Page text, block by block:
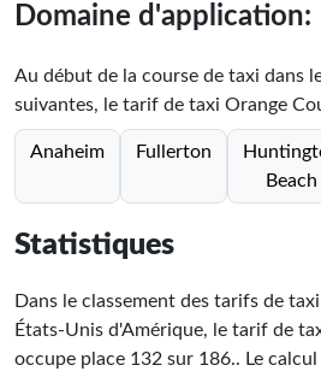
Domaine d'application:
Au début de la course de taxi dans
suivantes, le tarif de taxi Orange
Anaheim Fullerton
Beach
Statistiques
Dans le classement des tarifs de
États-Unis d'Amérique, le tarif de
occupe place 132 sur 186.. Le